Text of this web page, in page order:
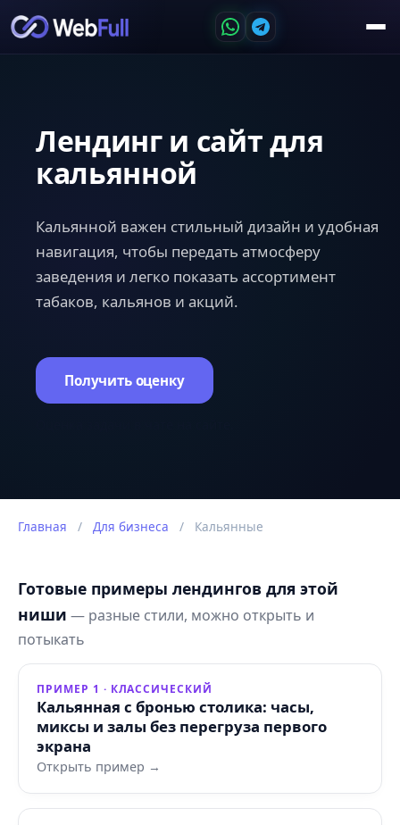
Лендинг и сайт для
кальянной
Кальянной важен стильный дизайн и удобная
навигация, чтобы передать атмосферу
заведения и легко показать ассортимент
табаков, кальянов и акций.
Получить оценку
Главная / Для бизнеса / Кальянные
Готовые примеры лендингов для этой
ниши — разные стили, можно открыть и
потыкать
ПРИМЕР 1 · КЛАССИЧЕСКИЙ
Кальянная с бронью столика: часы,
миксы и залы без перегруза первого
экрана
Открыть пример →